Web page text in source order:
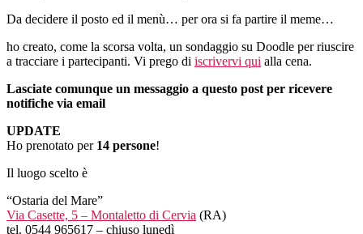
Da decidere il posto ed il menù… per ora si fa partire il meme…
ho creato, come la scorsa volta, un sondaggio su Doodle per riuscire
a tracciare i partecipanti. Vi prego di iscrivervi qui alla cena.
Lasciate comunque un messaggio a questo post per ricevere
notifiche via email
UPDATE
Ho prenotato per 14 persone!
Il luogo scelto è
“Ostaria del Mare”
Via Casette, 5 – Montaletto di Cervia (RA)
tel. 0544 965617 – chiuso lunedì